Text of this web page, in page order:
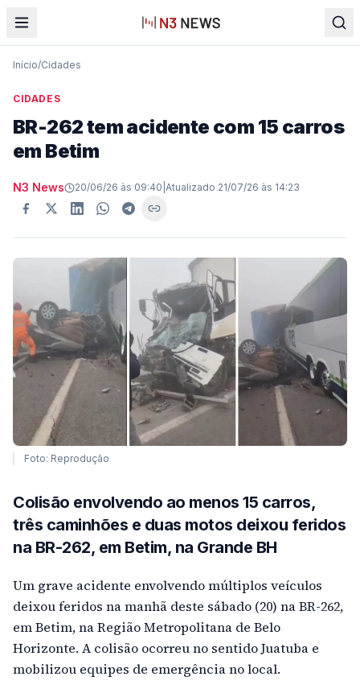
Início/Cidades
CIDADES
BR-262 tem acidente com 15 carros
em Betim
N3 News 20/06/26 às 09:40 Atualizado 21/07/26 às 14:23
Foto: Reprodução
Colisão envolvendo ao menos 15 carros,
três caminhões e duas motos deixou feridos
na BR-262, em Betim, na Grande BH
Um grave acidente envolvendo múltiplos veículos
deixou feridos na manhã deste sábado (20) na BR-262,
em Betim, na Região Metropolitana de Belo
Horizonte. A colisão ocorreu no sentido Juatuba e
mobilizou equipes de emergência no local.